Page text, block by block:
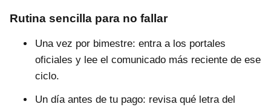
Rutina sencilla para no fallar
Una vez por bimestre: entra a los portales
oficiales y lee el comunicado más reciente de ese
ciclo.
Un día antes de tu pago: revisa qué letra del